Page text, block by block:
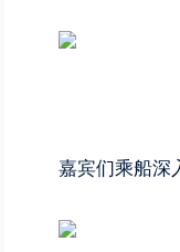
嘉宾们乘船深